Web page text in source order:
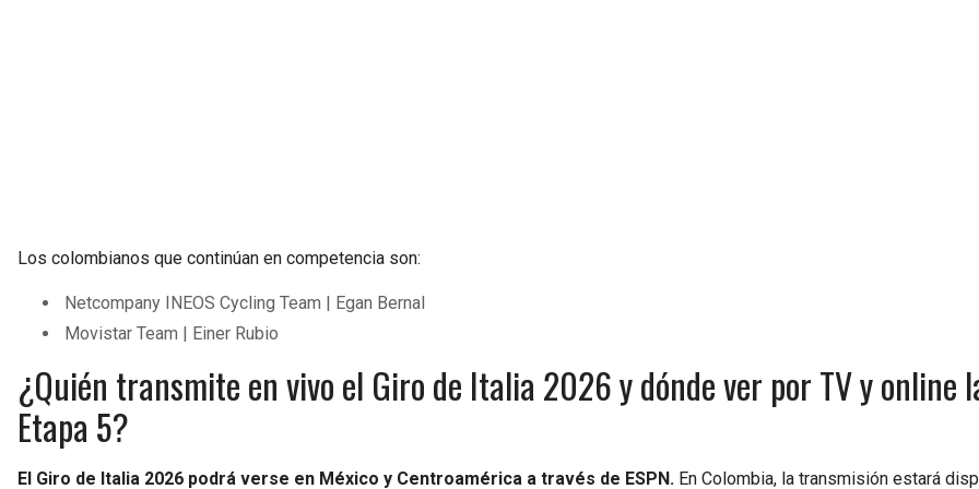
Los colombianos que continúan en competencia son:
Netcompany INEOS Cycling Team | Egan Bernal
Movistar Team | Einer Rubio
¿Quién transmite en vivo el Giro de Italia 2026 y dónde ver por TV y online
Etapa 5?
El Giro de Italia 2026 podrá verse en México y Centroamérica a través de ESPN. En Colombia, la transmisión estará